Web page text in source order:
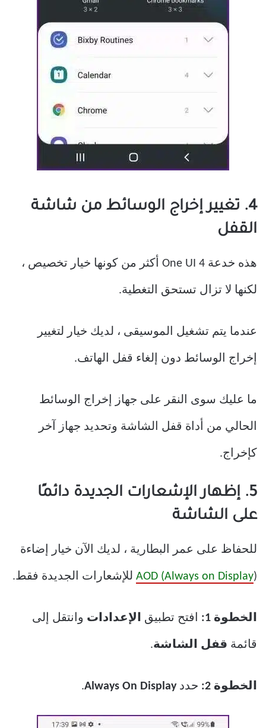
4. تغيير إخراج الوسائط من شاشة
القفل
هذه خدعة One UI 4 أكثر من كونها خيار تخصيص ،
لكنها لا تزال تستحق التغطية.
عندما يتم تشغيل الموسيقى ، لديك خيار لتغيير
إخراج الوسائط دون إلغاء قفل الهاتف.
ما عليك سوى النقر على جهاز إخراج الوسائط
الحالي من أداة قفل الشاشة وتحديد جهاز آخر
كإخراج.
5. إظهار الإشعارات الجديدة دائمًا
على الشاشة
للحفاظ على عمر البطارية ، لديك الآن خيار إضاءة
AOD (Always on Display) للإشعارات الجديدة فقط.
الخطوة 1: افتح تطبيق الإعدادات وانتقل إلى
قائمة قفل الشاشة.
الخطوة 2: حددAlways On Display
.